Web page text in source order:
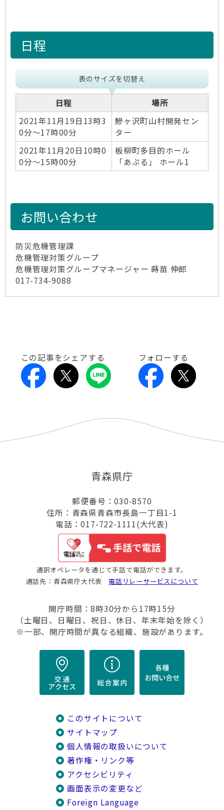
日程
表のサイズを切替え
日程
場所
2021年11月19日13時3
0分～17時00分
鰺ヶ沢町山村開発セン
ター
2021年11月20日10時0
0分～15時00分
板柳町多目的ホール
「あぷる」 ホール1
お問い合わせ
防災危機管理課
危機管理対策グループ
危機管理対策グループマネージャー 蒔苗 伸郎
017-734-9088
この記事をシェアする フォローする
青森県庁
郵便番号：030-8570
住所：青森県青森市長島一丁目1-1
電話：017-722-1111(大代表)
通訳オペレータを通じて手話で電話ができます。
通話先：青森県庁大代表 電話リレーサービスについて
開庁時間：8時30分から17時15分
（土曜日、日曜日、祝日、休日、年末年始を除く）
※一部、開庁時間が異なる組織、施設があります。
このサイトについて
サイトマップ
個人情報の取扱いについて
著作権・リンク等
アクセシビリティ
画面表示の変更など
Foreign Language